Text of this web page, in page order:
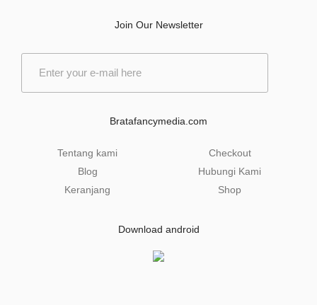
Join Our Newsletter
Bratafancymedia.com
Tentang kami
Blog
Keranjang
Checkout
Hubungi Kami
Shop
Download android